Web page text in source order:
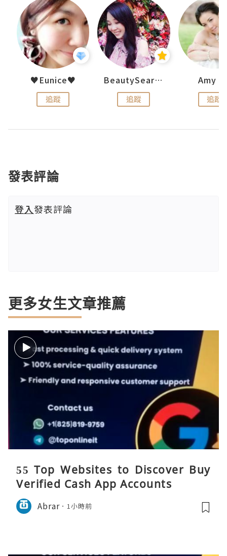
♥Eunice♥
追蹤
BeautySearch
追蹤
Amy
追蹤
發表評論
登入發表評論
更多女生文章推薦
55 Top Websites to Discover Buy
Verified Cash App Accounts
Abrar 1小時前